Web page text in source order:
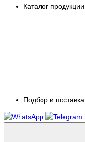
Каталог продукции
Подбор и поставка